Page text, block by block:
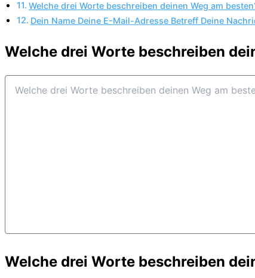
Welche drei Worte beschreiben deinen Weg am
Dein Name Deine E-Mail-Adresse Betreff Deine
Welche drei Worte beschreiben
Welche drei Worte beschreiben